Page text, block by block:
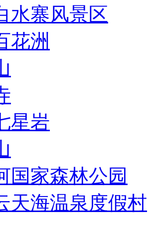
水寨风景区
花洲
星岩
国家森林公园
天海温泉度假村